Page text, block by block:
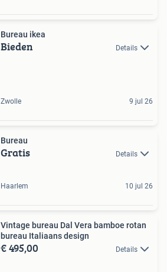
Bureau ikea
Bieden Details
Zwolle 9 jul 26
Bureau
Gratis Details
Haarlem 10 jul 26
Vintage bureau Dal Vera bamboe rotan
bureau Italiaans design
€ 495,00 Details